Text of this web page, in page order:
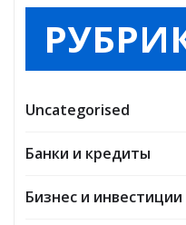
Uncategorised
Банки и кредиты
Бизнес и инвестиции